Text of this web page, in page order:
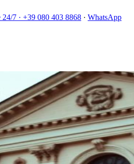
7 · +39 080 403 8868 · WhatsApp